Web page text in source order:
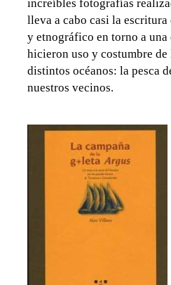
increíbles fotografías
lleva a cabo casi la
y etnográfico en torno a
hicieron uso y costumbre
distintos océanos: la pesca
nuestros vecinos.